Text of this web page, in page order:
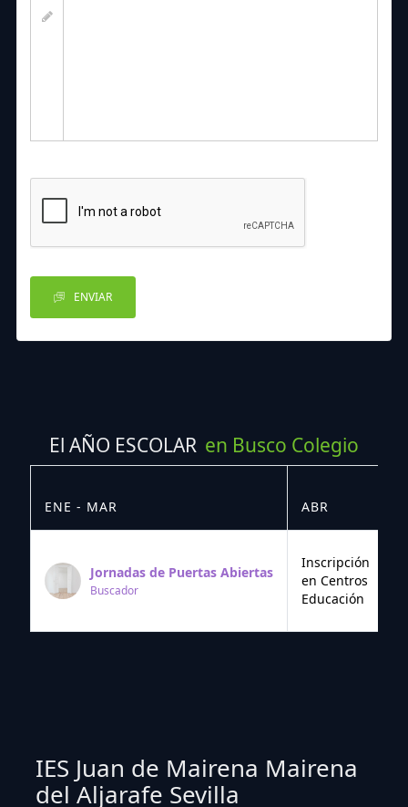
ENVIAR
El AÑO ESCOLAR en Busco Colegio
ENE - MAR ABR
Jornadas de Puertas Abiertas
Buscador
Inscripción
en Centros
Educación
IES Juan de Mairena Mairena
del Aljarafe Sevilla